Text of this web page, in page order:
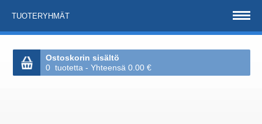
TUOTERYHMÄT
Ostoskorin sisältö
0 tuotetta - Yhteensä 0.00 €